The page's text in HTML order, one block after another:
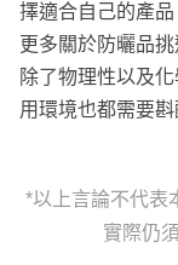
擇適合自己的產
更多關於防曬品
除了物理性以及
用環境也都需要斟
*以上言論不代表
實際仍